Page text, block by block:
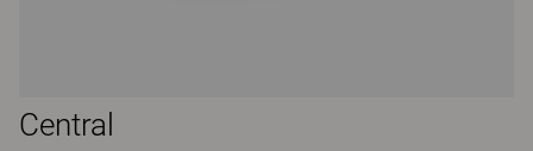
Central